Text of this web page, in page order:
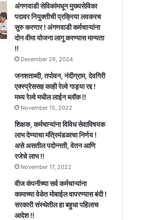
अंगणवाडी सेविकांमधून मुख्यसेविका
पदावर नियुक्तीची प्रक्रिया लवकरच
सुरु करणार ! अंगणवाडी कर्मचाऱ्यांना
दोन वीमा योजना लागू करण्यास मान्यता
!!
December 26, 2024
जनशताब्दी, तपोवन, नंदीग्राम, देवगिरी
एक्स्प्रेससह काही रेल्वे गाड्या रद्द !
मध्य रेल्वे मधील लाईन ब्लॉक !!
November 15, 2022
शिक्षक, कर्मचाऱ्यांना विविध सेवाविषयक
लाभ देण्याचा मंत्रिमंडळाचा निर्णय !
असे असतील पदोन्नती, वेतन आणि
रजेचे लाभ !!
November 17, 2022
वीज कंपनीच्या सर्व कर्मचाऱ्यांना
कामाच्या वेळेत मोबाईल वापरण्यास बंदी !
सरकारी संस्थेतील हा बहुधा पहिलाच
आदेश !!